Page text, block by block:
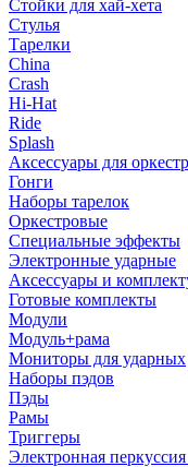
Стойки для хай-хета
Стулья
Тарелки
China
Crash
Hi-Hat
Ride
Splash
Аксессуары для
Гонги
Наборы тарелок
Оркестровые
Специальные эффекты
Электронные ударные
Аксессуары и
Готовые комплекты
Модули
Модуль+рама
Мониторы для ударных
Наборы пэдов
Пэды
Рамы
Триггеры
Электронная